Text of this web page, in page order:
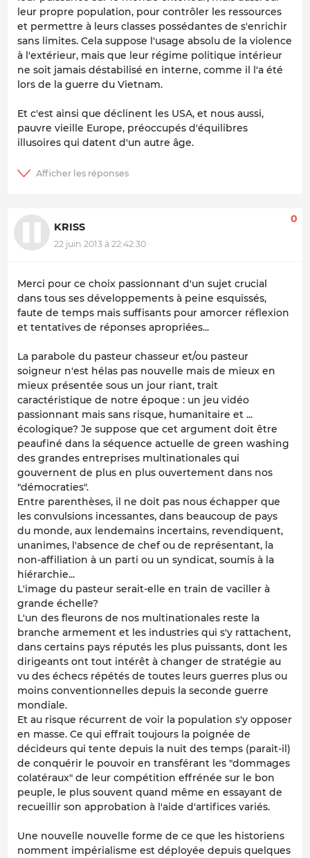
leur propre population, pour contrôler les ressources
et permettre à leurs classes possédantes de s'enrichir
sans limites. Cela suppose l'usage absolu de la violence
à l'extérieur, mais que leur régime politique intérieur
ne soit jamais déstabilisé en interne, comme il l'a été
lors de la guerre du Vietnam.
Et c'est ainsi que déclinent les USA, et nous aussi,
pauvre vieille Europe, préoccupés d'équilibres
illusoires qui datent d'un autre âge.
KRISS
22 juin 2013 à 22:42:30
0
Merci pour ce choix passionnant d'un sujet crucial
dans tous ses développements à peine esquissés,
faute de temps mais suffisants pour amorcer réflexion
et tentatives de réponses apropriées...
La parabole du pasteur chasseur et/ou pasteur
soigneur n'est hélas pas nouvelle mais de mieux en
mieux présentée sous un jour riant, trait
caractéristique de notre époque : un jeu vidéo
passionnant mais sans risque, humanitaire et ...
écologique? Je suppose que cet argument doit être
peaufiné dans la séquence actuelle de green washing
des grandes entreprises multinationales qui
gouvernent de plus en plus ouvertement dans nos
"démocraties".
Entre parenthèses, il ne doit pas nous échapper que
les convulsions incessantes, dans beaucoup de pays
du monde, aux lendemains incertains, revendiquent,
unanimes, l'absence de chef ou de représentant, la
non-affiliation à un parti ou un syndicat, soumis à la
hiérarchie...
L'image du pasteur serait-elle en train de vaciller à
grande échelle?
L'un des fleurons de nos multinationales reste la
branche armement et les industries qui s'y rattachent,
dans certains pays réputés les plus puissants, dont les
dirigeants ont tout intérêt à changer de stratégie au
vu des échecs répétés de toutes leurs guerres plus ou
moins conventionnelles depuis la seconde guerre
mondiale.
Et au risque récurrent de voir la population s'y opposer
en masse. Ce qui effrait toujours la poignée de
décideurs qui tente depuis la nuit des temps (parait-il)
de conquérir le pouvoir en transférant les "dommages
colatéraux" de leur compétition effrénée sur le bon
peuple, le plus souvent quand même en essayant de
recueillir son approbation à l'aide d'artifices variés.
Une nouvelle nouvelle forme de ce que les historiens
nomment impérialisme est déployée depuis quelques